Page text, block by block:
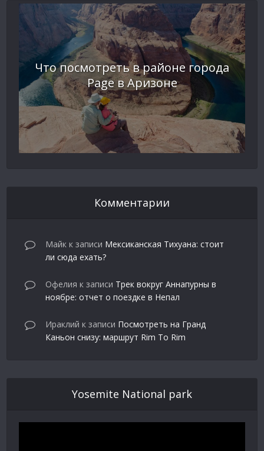
Что посмотреть в районе города
Page в Аризоне
Комментарии
Майк к записи Мексиканская Тихуана: стоит
ли сюда ехать?
Офелия к записи Трек вокруг Аннапурны в
ноябре: отчет о поездке в Непал
Ираклий к записи Посмотреть на Гранд
Каньон снизу: маршрут Rim To Rim
Yosemite National park